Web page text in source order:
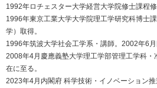
1992年ロチェスター大学経営大学院修士課程修
1996年東京工業大学大学院理工学研究科博士
学）取得。
1996年筑波大学社会工学系・講師。2002年6月
2008年4月慶應義塾大学理工学部管理工学科
在に至る。
2023年4月内閣府 科学技術・イノベーション